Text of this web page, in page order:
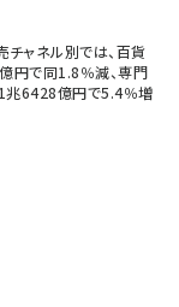
ャネル別では、百貨
円で同1.8％減、専門
兆6428億円で5.4％増